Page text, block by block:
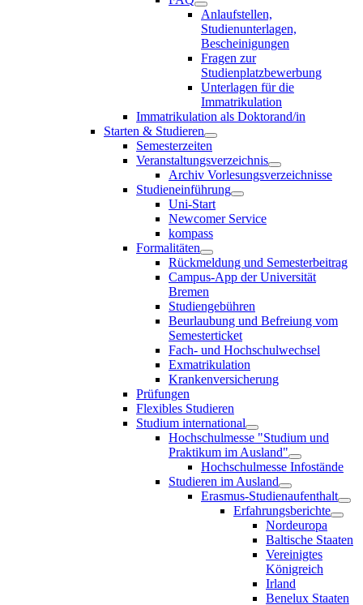
Anlaufstellen,
Studienunterlagen,
Bescheinigungen
Fragen zur
Studienplatzbewerbung
Unterlagen für die
Immatrikulation
Immatrikulation als Doktorand/in
Starten & Studieren
Semesterzeiten
Veranstaltungsverzeichnis
Archiv Vorlesungsverzeichnisse
Studieneinführung
Uni-Start
Newcomer Service
kompass
Formalitäten
Rückmeldung und Semesterbeitrag
Campus-App der Universität
Bremen
Studiengebühren
Beurlaubung und Befreiung vom
Semesterticket
Fach- und Hochschulwechsel
Exmatrikulation
Krankenversicherung
Prüfungen
Flexibles Studieren
Studium international
Hochschulmesse "Studium und
Praktikum im Ausland"
Hochschulmesse Infostände
Studieren im Ausland
Erasmus-Studienaufenthalt
Erfahrungsberichte
Nordeuropa
Baltische Staaten
Vereinigtes
Königreich
Irland
Benelux Staaten